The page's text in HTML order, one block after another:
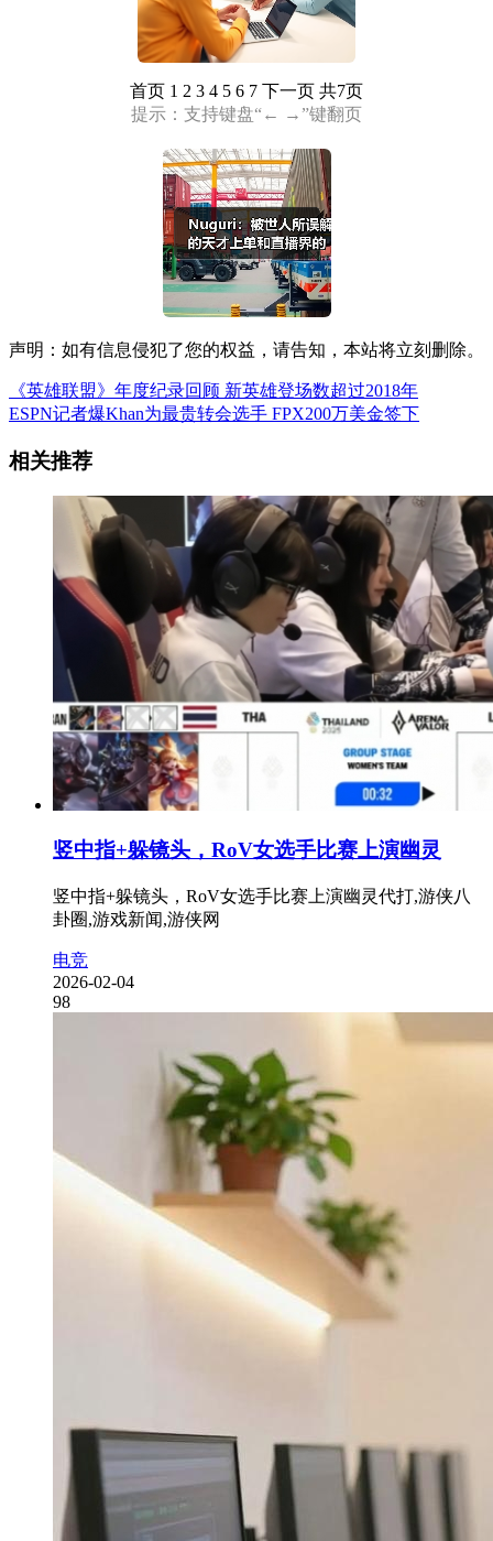
首页 1 2 3 4 5 6 7 下一页 共7页
提示：支持键盘“← →”键翻页
声明：如有信息侵犯了您的权益，请告知，本站将立刻删除。
《英雄联盟》年度纪录回顾 新英雄登场数超过2018年
ESPN记者爆Khan为最贵转会选手 FPX200万美金签下
相关推荐
竖中指+躲镜头，RoV女选手比赛上演幽灵
竖中指+躲镜头，RoV女选手比赛上演幽灵代打,游侠八
卦圈,游戏新闻,游侠网
电竞
2026-02-04
98